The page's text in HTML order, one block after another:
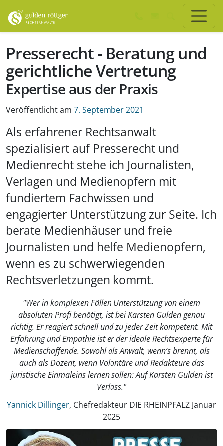
Presserecht - Beratung und
gerichtliche Vertretung
Expertise aus der Praxis
Veröffentlicht am 7. September 2021
Als erfahrener Rechtsanwalt
spezialisiert auf Presserecht und
Medienrecht stehe ich Journalisten,
Verlagen und Medienopfern mit
fundiertem Fachwissen und
engagierter Unterstützung zur Seite. Ich
berate Medienhäuser und freie
Journalisten und helfe Medienopfern,
wenn es zu schwerwiegenden
Rechtsverletzungen kommt.
"Wer in komplexen Fällen Unterstützung von einem
absoluten Profi benötigt, ist bei Karsten Gulden genau
richtig. Er reagiert schnell und zu jeder Zeit kompetent. Mit
Erfahrung und Empathie ist er der ideale Rechtsexperte für
Medienschaffende. Sowohl als Anwalt, wenn‘s brennt, als
auch als Dozent, wenn Volontäre und Redakteure das
juristische Einmaleins lernen sollen: Auf Karsten Gulden ist
Verlass."
Yannick Dillinger, Chefredakteur DIE RHEINPFALZ Januar
2025